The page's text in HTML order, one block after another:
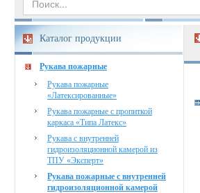
Каталог продукции
Рукава пожарные
Рукава пожарные
«Латексированные»
Рукава пожарные с пропиткой
каркаса «Типа Латекс»
Рукава с внутренней
гидроизоляционной камерой из
ТПУ «Эксперт»
Рукава пожарные с внутренней
гидроизоляционной камерой